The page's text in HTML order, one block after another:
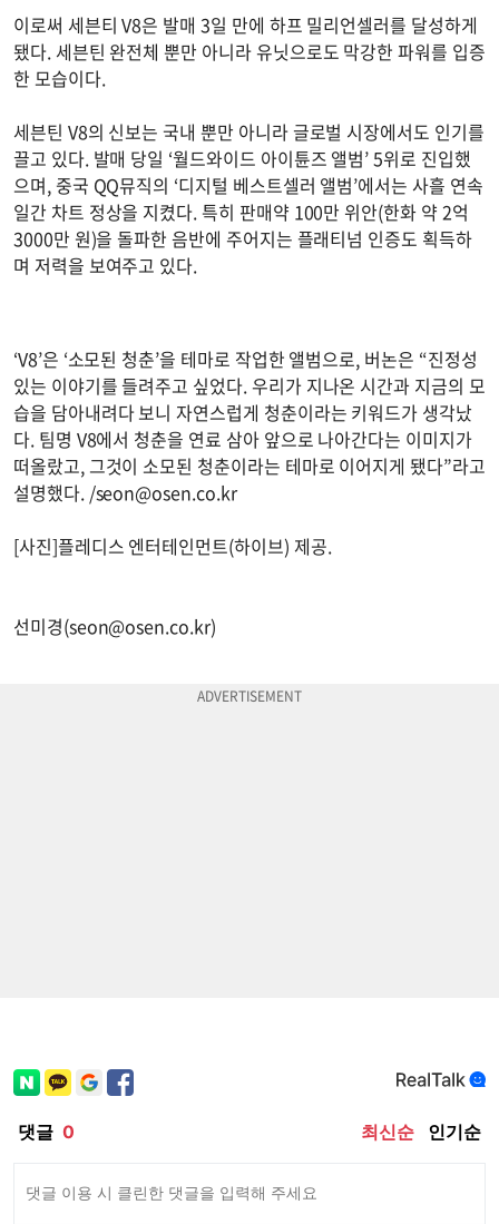
이로써 세븐티 V8은 발매 3일 만에 하프 밀리언셀러를 달성하게
됐다. 세븐틴 완전체 뿐만 아니라 유닛으로도 막강한 파워를 입증
한 모습이다.
세븐틴 V8의 신보는 국내 뿐만 아니라 글로벌 시장에서도 인기를
끌고 있다. 발매 당일 ‘월드와이드 아이튠즈 앨범’ 5위로 진입했
으며, 중국 QQ뮤직의 ‘디지털 베스트셀러 앨범’에서는 사흘 연속
일간 차트 정상을 지켰다. 특히 판매약 100만 위안(한화 약 2억
3000만 원)을 돌파한 음반에 주어지는 플래티넘 인증도 획득하
며 저력을 보여주고 있다.
‘V8’은 ‘소모된 청춘’을 테마로 작업한 앨범으로, 버논은 “진정성
있는 이야기를 들려주고 싶었다. 우리가 지나온 시간과 지금의 모
습을 담아내려다 보니 자연스럽게 청춘이라는 키워드가 생각났
다. 팀명 V8에서 청춘을 연료 삼아 앞으로 나아간다는 이미지가
떠올랐고, 그것이 소모된 청춘이라는 테마로 이어지게 됐다”라고
설명했다. /seon@osen.co.kr
[사진]플레디스 엔터테인먼트(하이브) 제공.
선미경(seon@osen.co.kr)